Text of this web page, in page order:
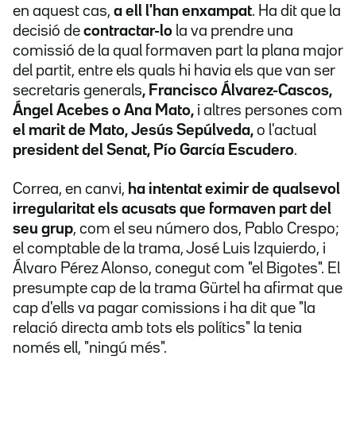
en aquest cas, a ell l'han enxampat. Ha dit que la
decisió de contractar-lo la va prendre una
comissió de la qual formaven part la plana major
del partit, entre els quals hi havia els que van ser
secretaris generals, Francisco Álvarez-Cascos,
Ángel Acebes o Ana Mato, i altres persones com
el marit de Mato, Jesús Sepúlveda, o l'actual
president del Senat, Pío García Escudero.
Correa, en canvi, ha intentat eximir de qualsevol
irregularitat els acusats que formaven part del
seu grup, com el seu número dos, Pablo Crespo;
el comptable de la trama, José Luis Izquierdo, i
Álvaro Pérez Alonso, conegut com "el Bigotes". El
presumpte cap de la trama Gürtel ha afirmat que
cap d'ells va pagar comissions i ha dit que "la
relació directa amb tots els polítics" la tenia
només ell, "ningú més".